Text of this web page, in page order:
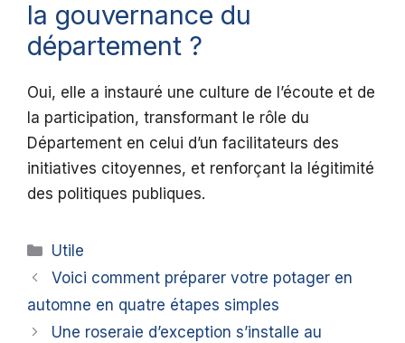
la gouvernance du
département ?
Oui, elle a instauré une culture de l’écoute et de
la participation, transformant le rôle du
Département en celui d’un facilitateurs des
initiatives citoyennes, et renforçant la légitimité
des politiques publiques.
Catégories
Utile
Voici comment préparer votre potager en
automne en quatre étapes simples
Une roseraie d’exception s’installe au